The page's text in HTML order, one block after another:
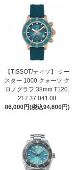
【TISSOT/ティソ】 シー
スター 1000 クォーツ ク
ロノグラフ 38mm T120.
217.37.041.00
86,000円(税込94,600円)